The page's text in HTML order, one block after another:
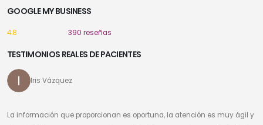
GOOGLE MY BUSINESS
4.8 390 reseñas
TESTIMONIOS REALES DE PACIENTES
Iris Vázquez
La información que proporcionan es oportuna, la atención es muy ágil y